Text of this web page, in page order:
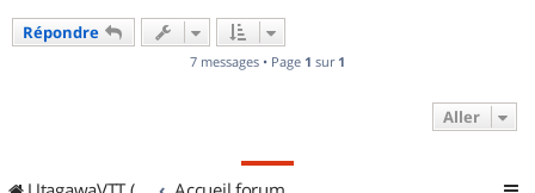
Répondre
7 messages • Page 1 sur 1
Aller